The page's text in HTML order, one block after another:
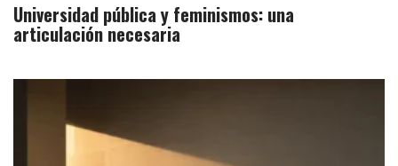
Universidad pública y feminismos: una
articulación necesaria